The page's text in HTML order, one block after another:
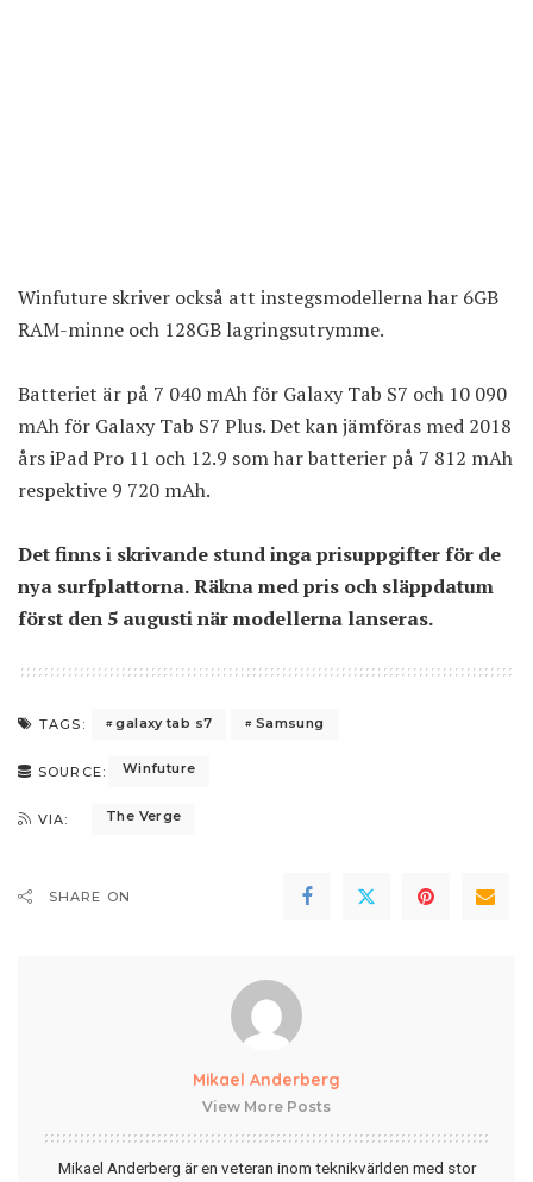
Winfuture skriver också att instegsmodellerna har 6GB
RAM-minne och 128GB lagringsutrymme.
Batteriet är på 7 040 mAh för Galaxy Tab S7 och 10 090
mAh för Galaxy Tab S7 Plus. Det kan jämföras med 2018
års iPad Pro 11 och 12.9 som har batterier på 7 812 mAh
respektive 9 720 mAh.
Det finns i skrivande stund inga prisuppgifter för de
nya surfplattorna. Räkna med pris och släppdatum
först den 5 augusti när modellerna lanseras.
TAGS: galaxy tab s7 Samsung
SOURCE: Winfuture
VIA: The Verge
SHARE ON
Mikael Anderberg
View More Posts
Mikael Anderberg är en veteran inom teknikvärlden med stor